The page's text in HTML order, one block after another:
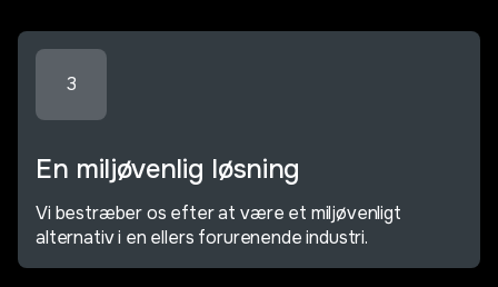
3
En miljøvenlig løsning
Vi bestræber os efter at være et miljøvenligt
alternativ i en ellers forurenende industri.